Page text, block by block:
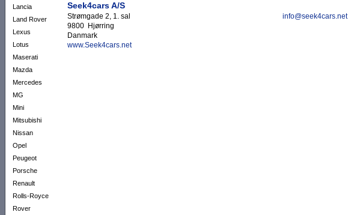
Lancia
Land Rover
Lexus
Lotus
Maserati
Mazda
Mercedes
MG
Mini
Mitsubishi
Nissan
Opel
Peugeot
Porsche
Renault
Rolls-Royce
Rover
Seek4cars A/S
Strømgade 2, 1. sal
9800 Hjørring
Danmark
www.Seek4cars.net
info@seek4cars.net